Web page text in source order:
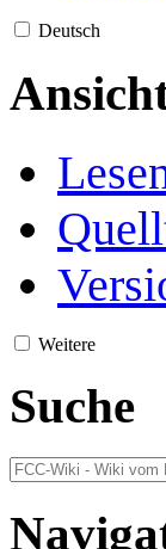
Deutsch
Weitere
Suche